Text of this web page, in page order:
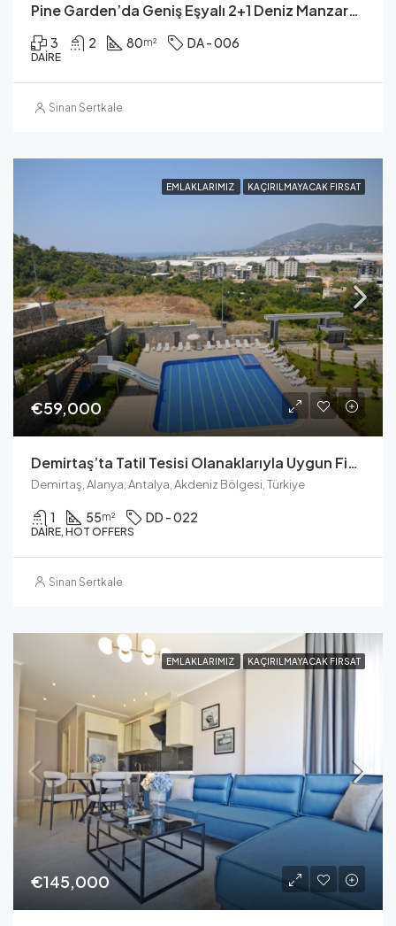
Pine Garden’da Geniş Eşyalı 2+1 Deniz Manzaralı Daire
3 2 80m² DA - 006
DAIRE
Sinan Sertkale
EMLAKLARIMIZ KAÇIRILMAYACAK FIRSAT
€59,000
Demirtaş’ta Tatil Tesisi Olanaklarıyla Uygun Fiyatlı 1+1 Deniz Manzaralı Apartman
Demirtaş, Alanya, Antalya, Akdeniz Bölgesi, Türkiye
1 55m² DD - 022
DAIRE, HOT OFFERS
Sinan Sertkale
EMLAKLARIMIZ KAÇIRILMAYACAK FIRSAT
€145,000